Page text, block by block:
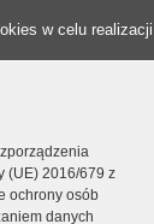
w celu realizacji
(UE) 2016/679 z
ochrony osób
danych